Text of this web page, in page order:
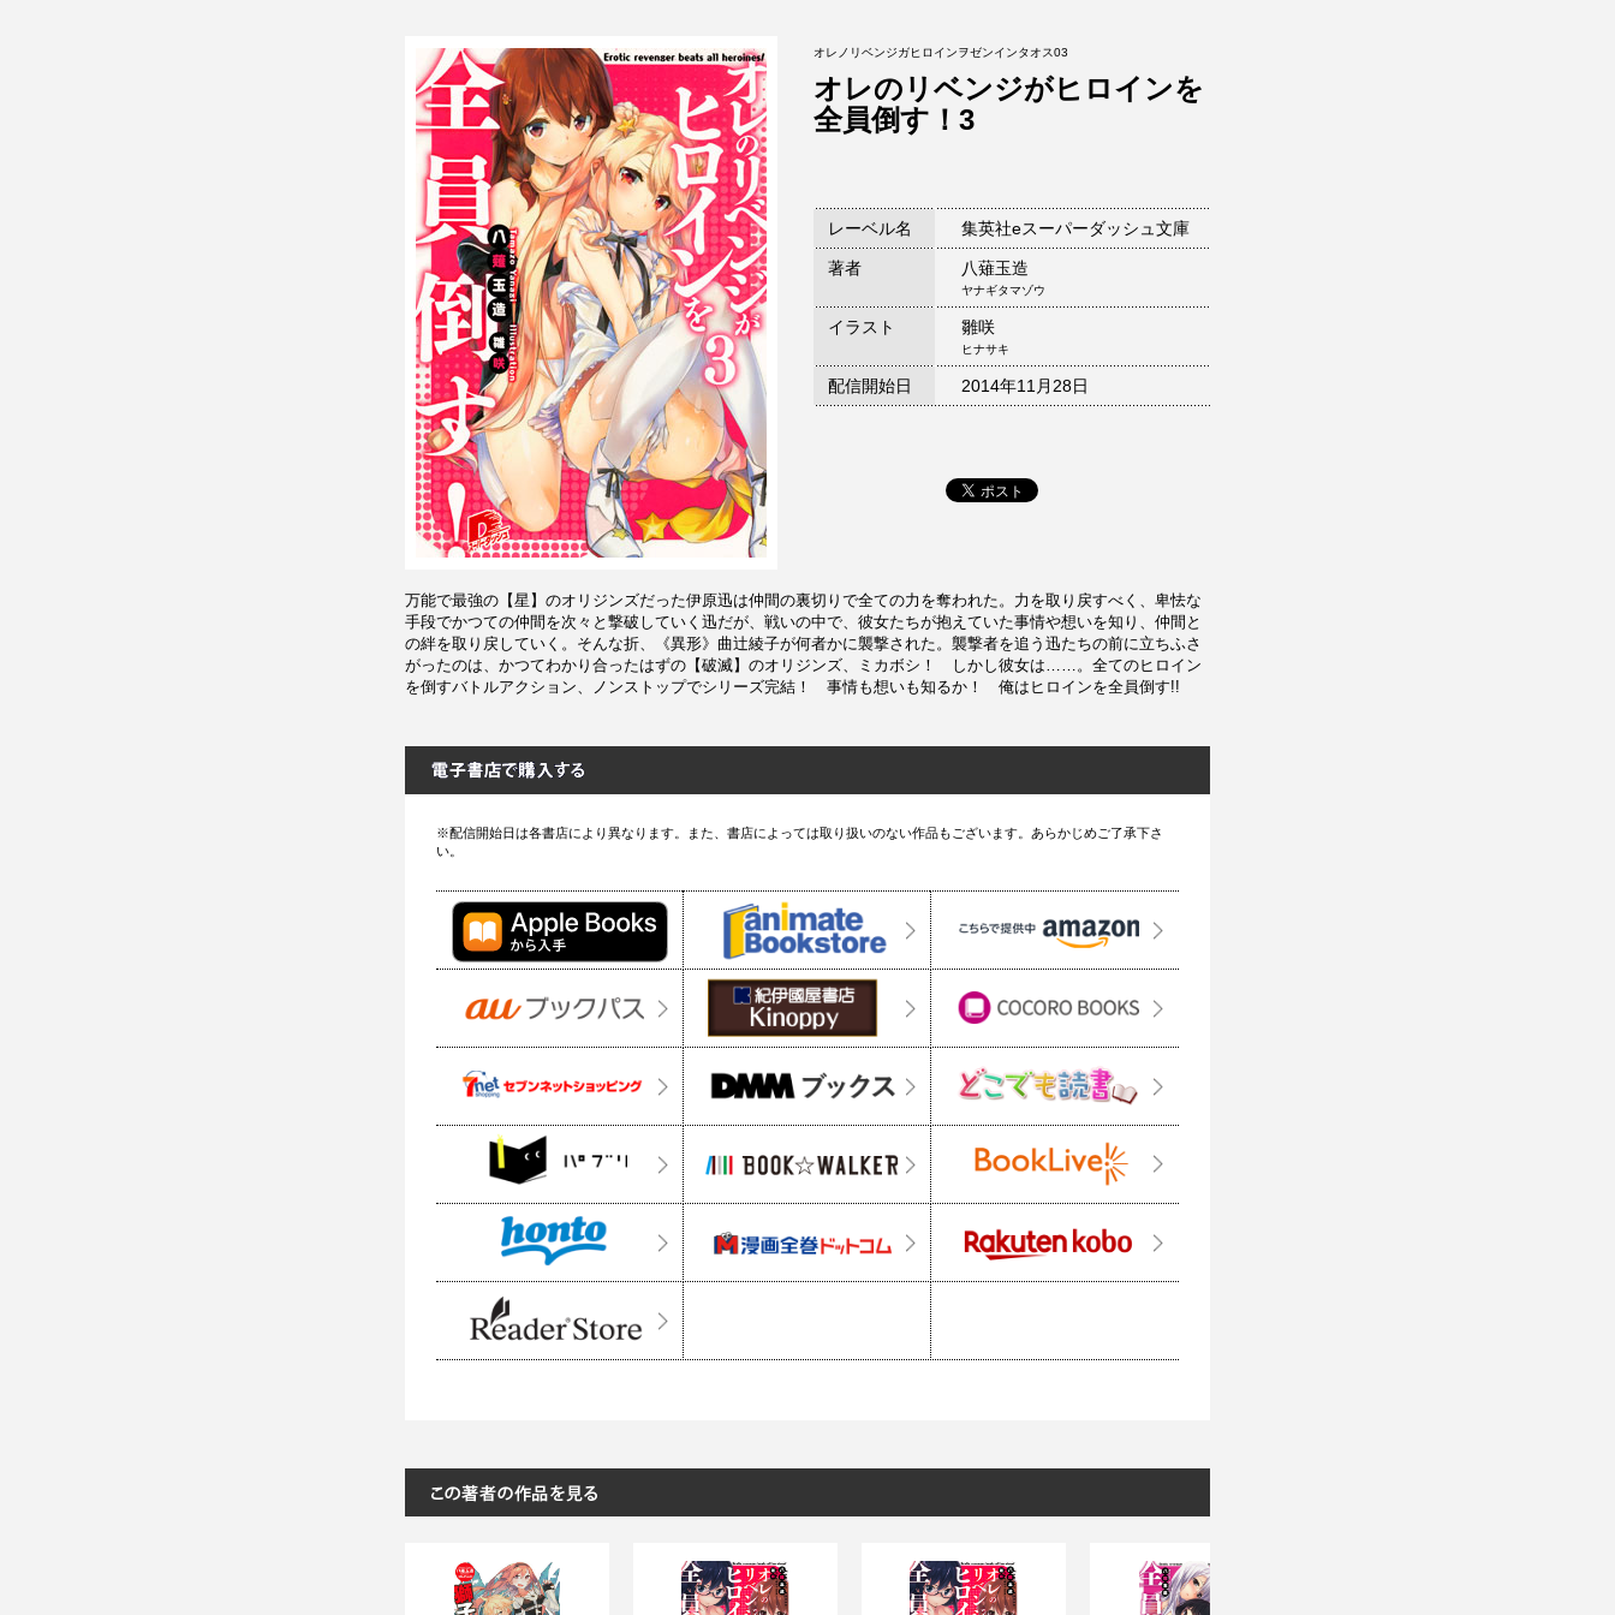
オレノリベンジガヒロインヲゼンインタオス03
オレのリベンジがヒロインを
全員倒す！3
レーベル名 集英社eスーパーダッシュ文庫
著者 八薙玉造
ヤナギタマゾウ
イラスト 雛咲
ヒナサキ
配信開始日 2014年11月28日
万能で最強の【星】のオリジンズだった伊原迅は仲間の裏切りで全ての力を奪われた。力を取り戻すべく、卑怯な
手段でかつての仲間を次々と撃破していく迅だが、戦いの中で、彼女たちが抱えていた事情や想いを知り、仲間と
の絆を取り戻していく。そんな折、《異形》曲辻綾子が何者かに襲撃された。襲撃者を追う迅たちの前に立ちふさ
がったのは、かつてわかり合ったはずの【破滅】のオリジンズ、ミカボシ！ しかし彼女は……。全てのヒロイン
を倒すバトルアクション、ノンストップでシリーズ完結！ 事情も想いも知るか！ 俺はヒロインを全員倒す!!
※配信開始日は各書店により異なります。また、書店によっては取り扱いのない作品もございます。あらかじめご了承下さ
い。